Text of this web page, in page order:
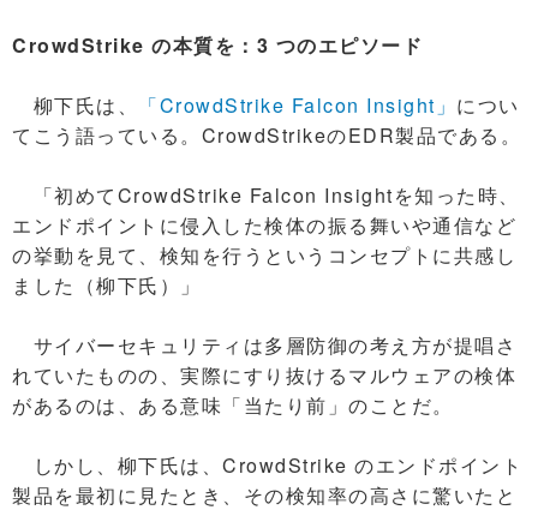
CrowdStrike の本質を：3 つのエピソード
柳下氏は、 「CrowdStrike Falcon Insight」 につい
てこう語っている。CrowdStrikeのEDR製品である。
「初めてCrowdStrike Falcon Insightを知った時、
エンドポイントに侵入した検体の振る舞いや通信など
の挙動を見て、検知を行うというコンセプトに共感し
ました（柳下氏）」
サイバーセキュリティは多層防御の考え方が提唱さ
れていたものの、実際にすり抜けるマルウェアの検体
があるのは、ある意味「当たり前」のことだ。
しかし、柳下氏は、CrowdStrike のエンドポイント
製品を最初に見たとき、その検知率の高さに驚いたと